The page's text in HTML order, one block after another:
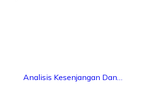
Analisis Kesenjangan Dan…